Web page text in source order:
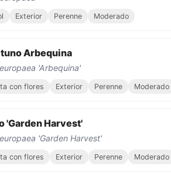
Exterior Perenne Moderado
Arbequina
'Arbequina'
con flores Exterior Perenne Moderado
'Garden Harvest'
'Garden Harvest'
con flores Exterior Perenne Moderado